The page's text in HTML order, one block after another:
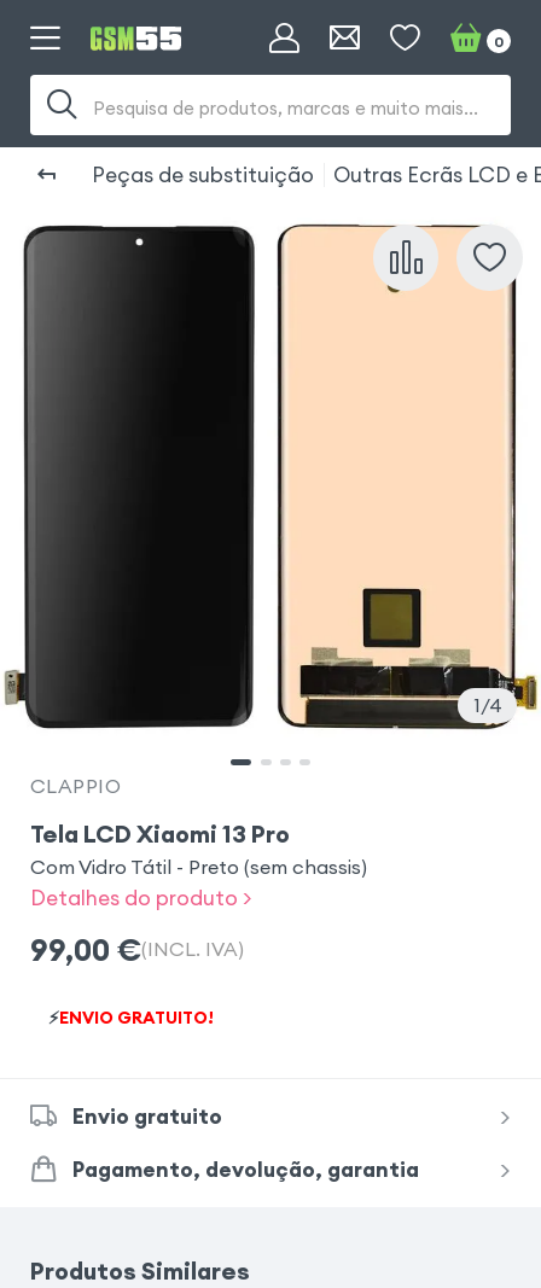
Pesquisa de produtos, marcas e muito mais...
0
Peças de substituição Outras Ecrãs LCD e
1 4
CLAPPIO
Tela LCD Xiaomi 13 Pro
Com Vidro Tátil - Preto (sem chassis)
Detalhes do produto >
99,00 €(INCL. IVA)
⚡ENVIO GRATUITO!
Envio gratuito
Pagamento, devolução, garantia
Produtos Similares